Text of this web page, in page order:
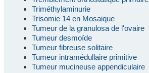
Triméthylaminurie
Trisomie 14 en Mosaique
Tumeur de la granulosa de l'ovaire
Tumeur desmoïde
Tumeur fibreuse solitaire
Tumeur intramédullaire primitive
Tumeur mucineuse appendiculaire